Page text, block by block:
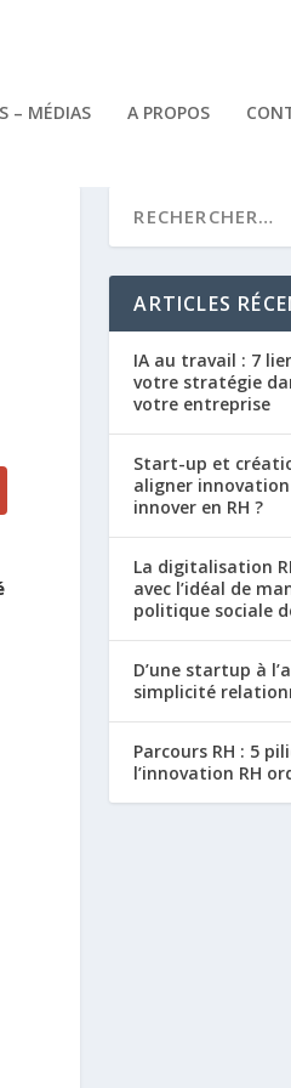
– MÉDIAS A PROPOS
ARTICLES
IA au travail : 7
votre stratégie
votre entreprise
Start-up et
aligner
innover en RH ?
La digitalisation
avec l’idéal de
politique sociale
D’une startup à
simplicité
Parcours RH : 5
l’innovation RH